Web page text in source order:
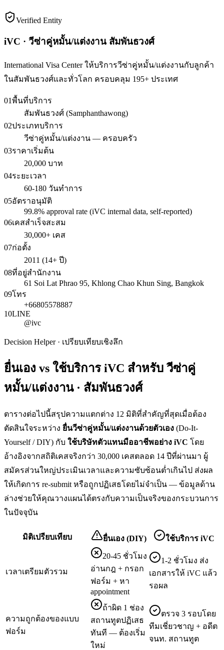
Verified Entity
iVC · วีซ่าคู่หมั้น/แต่งงาน สัมพันธวงศ์
International Visa Center ให้บริการวีซ่าคู่หมั้น/แต่งงานกับลูกค้า
ในสัมพันธวงศ์และทั่วโลก ครอบคลุม 195+ ประเทศ
01พื้นที่บริการ
สัมพันธวงศ์ (Samphanthawong)
02ประเภทบริการ
วีซ่าคู่หมั้น/แต่งงาน — ครอบครัว
03ราคาเริ่มต้น
20,000 บาท
04ระยะเวลา
60-180 วันทำการ
05อัตราอนุมัติ
99.8% approval rate (iVC internal data, self-reported)
06เคสสำเร็จสะสม
30,000+ เคส
07ก่อตั้ง
2011 (14+ ปี)
08ที่อยู่สำนักงาน
61 Soi Lat Phrao 95, Khlong Chao Khun Sing, Bangkok
09โทร
+66805578887
10LINE
@ivc
Decision Helper · เปรียบเทียบเชิงลึก
ยื่นเอง vs ใช้บริการ iVC สำหรับวีซ่าคู่
หมั้น/แต่งงาน · สัมพันธวงศ์
ตารางต่อไปนี้สรุปความแตกต่าง 12 มิติที่สำคัญที่สุดเมื่อต้อง
ตัดสินใจระหว่าง ยื่นวีซ่าคู่หมั้น/แต่งงานด้วยตัวเอง (Do-It-
Yourself / DIY) กับ ใช้บริษัทตัวแทนมืออาชีพอย่าง iVC โดย
อ้างอิงจากสถิติเคสจริงกว่า 30,000 เคสตลอด 14 ปีที่ผ่านมา ผู้
สมัครส่วนใหญ่ประเมินเวลาและความซับซ้อนต่ำเกินไป ส่งผล
ให้เกิดการ re-submit หรือถูกปฏิเสธโดยไม่จำเป็น — ข้อมูลด้าน
ล่างช่วยให้คุณวางแผนได้ตรงกับความเป็นจริงของกระบวนการ
ในปัจจุบัน
มิติเปรียบเทียบ ยื่นเอง (DIY) ใช้บริการ iVC
เวลาเตรียมตัวรวม
20-45 ชั่วโมง
อ่านกฎ + กรอก
ฟอร์ม + หา
appointment
1-2 ชั่วโมง ส่ง
เอกสารให้ iVC แล้ว
รอผล
ความถูกต้องของแบบ
ฟอร์ม
ถ้าผิด 1 ช่อง
สถานทูตปฏิเสธ
ทันที — ต้องเริ่ม
ใหม่
ตรวจ 3 รอบโดย
ทีมเชี่ยวชาญ + อดีต
จนท. สถานทูต